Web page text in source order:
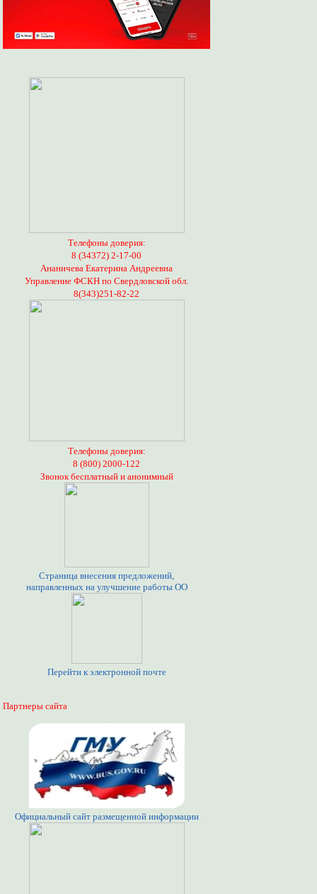
Телефоны доверия:
8 (34372) 2-17-00
Ананичева Екатерина Андреевна
Управление ФСКН по Свердловской обл.
8(343)251-82-22
Телефоны доверия:
8 (800) 2000-122
Звонок бесплатный и анонимный
Страница внесения предложений,
направленных на улучшение работы ОО
Перейти к электронной почте
Партнеры сайта
Официальный сайт размещенной информации